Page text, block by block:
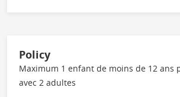
Policy
Maximum 1 enfant de moins de 12 ans
avec 2 adultes